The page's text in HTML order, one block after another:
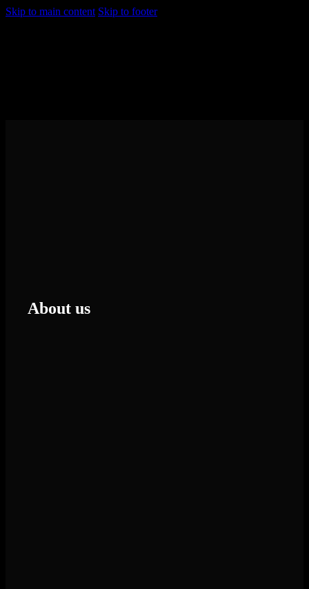
Skip to main content Skip to footer
About us